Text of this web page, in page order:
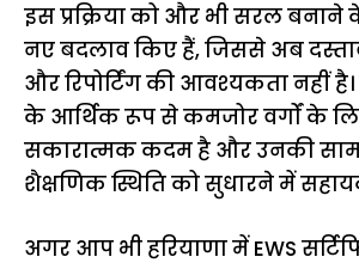
इस प्रक्रिया को और भी सरल
नए बदलाव किए हैं, जिससे अब
और रिपोर्टिंग की आवश्यकता नहीं
के आर्थिक रूप से कमजोर वर्गों के
सकारात्मक कदम है और उनकी
शैक्षणिक स्थिति को सुधारने में
अगर आप भी हरियाणा में EWS